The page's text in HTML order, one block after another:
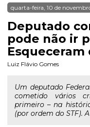
quarta-feira, 10 de
Deputado
pode não ir
Luiz Flávio Gomes
Um deputado
cometido vários
primeiro – na
(por ordem do STF).